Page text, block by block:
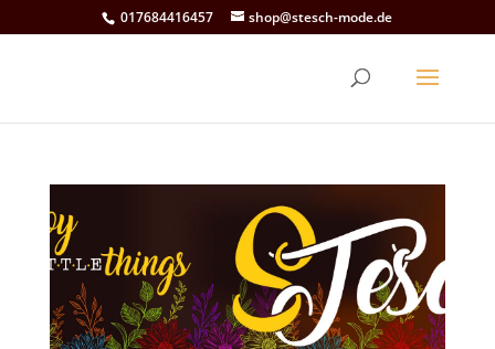
017684416457 shop@stesch-mode.de